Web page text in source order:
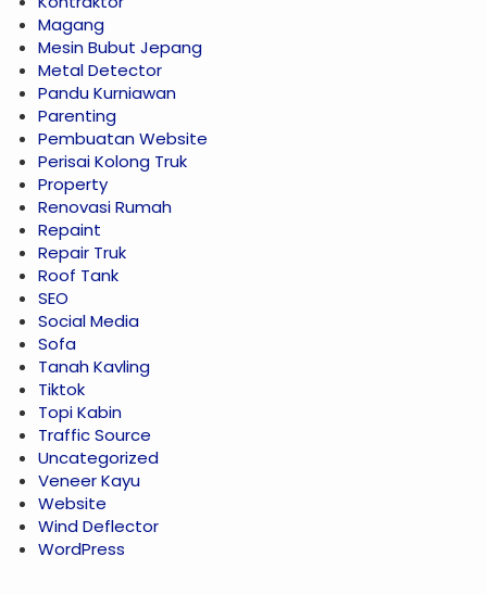
Magang
Mesin Bubut Jepang
Metal Detector
Pandu Kurniawan
Parenting
Pembuatan Website
Perisai Kolong Truk
Property
Renovasi Rumah
Repaint
Repair Truk
Roof Tank
SEO
Social Media
Sofa
Tanah Kavling
Tiktok
Topi Kabin
Traffic Source
Uncategorized
Veneer Kayu
Website
Wind Deflector
WordPress